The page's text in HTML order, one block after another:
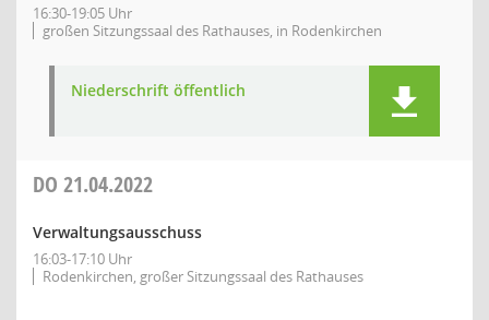
16:30-19:05 Uhr
großen Sitzungssaal des Rathauses, in Rodenkirchen
Niederschrift öffentlich
DO 21.04.2022
Verwaltungsausschuss
16:03-17:10 Uhr
Rodenkirchen, großer Sitzungssaal des Rathauses